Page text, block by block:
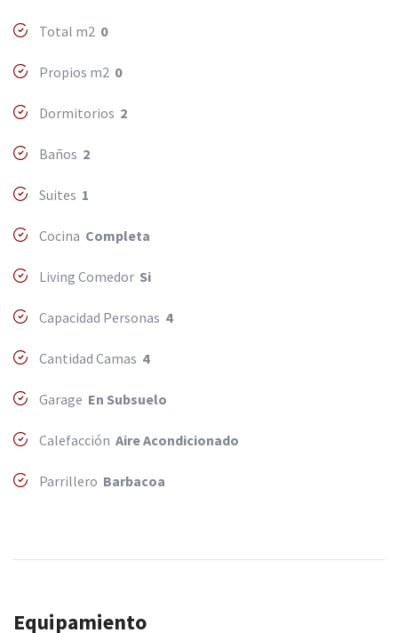
Total m2 0
Propios m2 0
Dormitorios 2
Baños 2
Suites 1
Cocina Completa
Living Comedor Si
Capacidad Personas 4
Cantidad Camas 4
Garage En Subsuelo
Calefacción Aire Acondicionado
Parrillero Barbacoa
Equipamiento